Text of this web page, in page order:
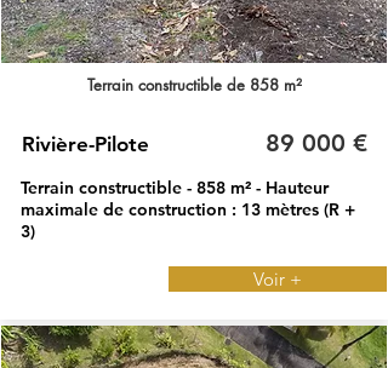
Terrain constructible de 858 m²
Rivière-Pilote 89 000 €
Terrain constructible - 858 m² - Hauteur
maximale de construction : 13 mètres (R +
3)
Voir +